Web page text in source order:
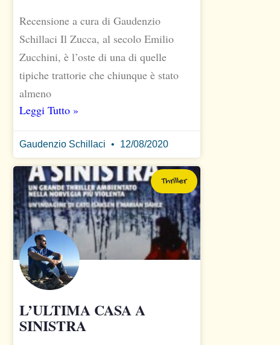
Recensione a cura di Gaudenzio
Schillaci Il Zucca, al secolo Emilio
Zucchini, è l’oste di una di quelle
tipiche trattorie che chiunque è stato
almeno
Leggi Tutto »
Gaudenzio Schillaci 12/08/2020
Thriller
L’ULTIMA CASA A
SINISTRA